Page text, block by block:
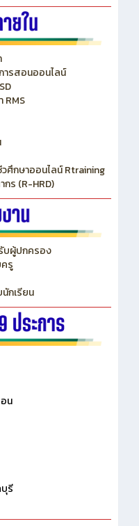
ารสอนออนไลน์
RMS
ศึกษาออนไลน์ Rtraining
ร (R-HRD)
บผู้ปกครอง
รู
กเรียน
น
รี